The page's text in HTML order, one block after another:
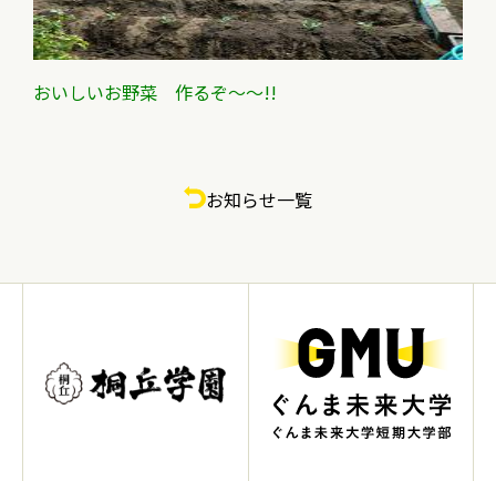
おいしいお野菜 作るぞ～～!!
お知らせ一覧